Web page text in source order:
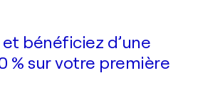
bénéficiez d’une
% sur votre première